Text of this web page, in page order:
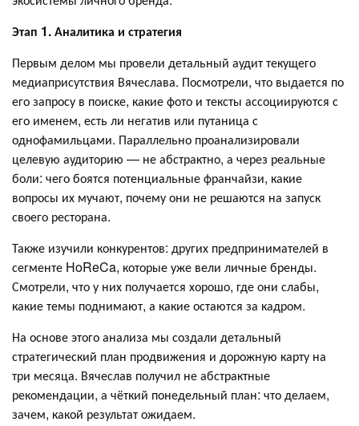
Этап 1. Аналитика и стратегия
Первым делом мы провели детальный аудит текущего
медиаприсутствия Вячеслава. Посмотрели, что выдается по
его запросу в поиске, какие фото и тексты ассоциируются с
его именем, есть ли негатив или путаница с
однофамильцами. Параллельно проанализировали
целевую аудиторию — не абстрактно, а через реальные
боли: чего боятся потенциальные франчайзи, какие
вопросы их мучают, почему они не решаются на запуск
своего ресторана.
Также изучили конкурентов: других предпринимателей в
сегменте HoReCa, которые уже вели личные бренды.
Смотрели, что у них получается хорошо, где они слабы,
какие темы поднимают, а какие остаются за кадром.
На основе этого анализа мы создали детальный
стратегический план продвижения и дорожную карту на
три месяца. Вячеслав получил не абстрактные
рекомендации, а чёткий понедельный план: что делаем,
зачем, какой результат ожидаем.